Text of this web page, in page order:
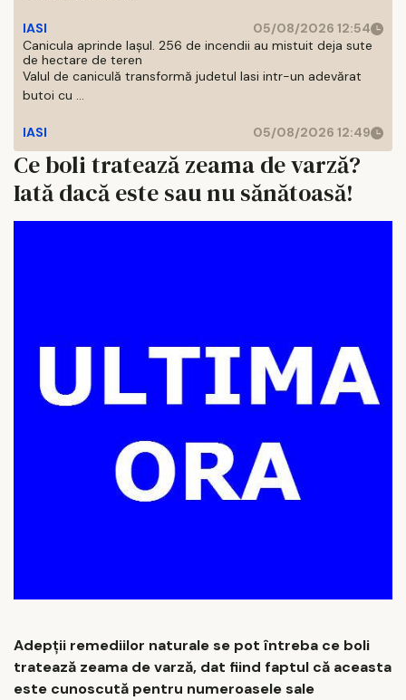
IASI
05/08/2026 12:54
Canicula aprinde Iașul. 256 de incendii au mistuit deja sute
de hectare de teren
Valul de caniculă transformă judetul Iasi intr-un adevărat
butoi cu ...
IASI 05/08/2026 12:49
Ce boli tratează zeama de varză?
Iată dacă este sau nu sănătoasă!
Adepții remediilor naturale se pot întreba ce boli
tratează zeama de varză, dat fiind faptul că aceasta
este cunoscută pentru numeroasele sale